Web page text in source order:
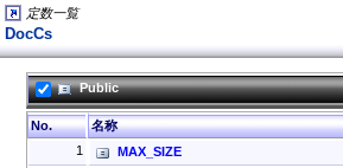
定数一覧
DocCs
Public
No. 名称
1
MAX_SIZE